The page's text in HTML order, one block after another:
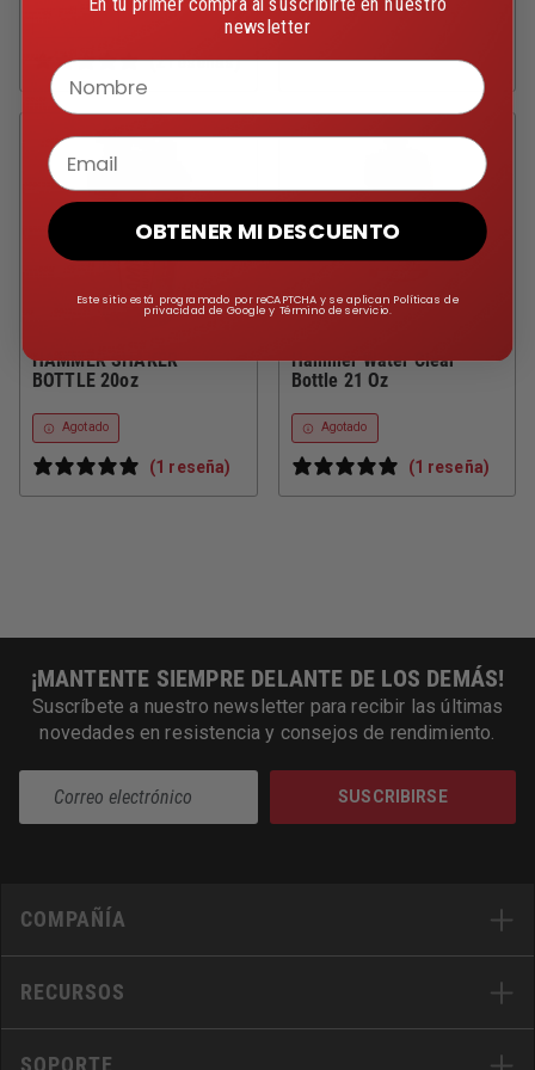
2 reseñas
HAMMER SHAKER
BOTTLE 20oz
Agotado
1 reseña
Hammer Water Clear
Bottle 21 Oz
Agotado
1 reseña
¡MANTENTE SIEMPRE DELANTE DE LOS DEMÁS!
Suscríbete a nuestro newsletter para recibir las últimas
novedades en resistencia y consejos de rendimiento.
SUSCRIBIRSE
COMPAÑÍA
RECURSOS
SOPORTE
newsletter
Nombre
Email
OBTENER MI DESCUENTO
Este sitio está programado por reCAPTCHA y se aplican Políticas de
privacidad de Google y Término de servicio.